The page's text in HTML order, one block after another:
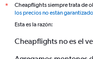
*
Cheapflights siempre trata de
los precios no están
Esta es la razón:
Cheapflights no es el